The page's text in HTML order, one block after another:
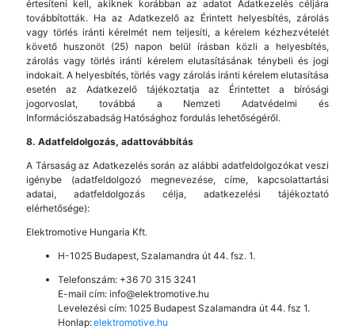
értesíteni kell, akiknek korábban az adatot Adatkezelés céljára
továbbították. Ha az Adatkezelő az Érintett helyesbítés, zárolás
vagy törlés iránti kérelmét nem teljesíti, a kérelem kézhezvételét
követő huszonöt (25) napon belül írásban közli a helyesbítés,
zárolás vagy törlés iránti kérelem elutasításának ténybeli és jogi
indokait. A helyesbítés, törlés vagy zárolás iránti kérelem elutasítása
esetén az Adatkezelő tájékoztatja az Érintettet a bírósági
jogorvoslat, továbbá a Nemzeti Adatvédelmi és
Információszabadság Hatósághoz fordulás lehetőségéről.
8. Adatfeldolgozás, adattovábbítás
A Társaság az Adatkezelés során az alábbi adatfeldolgozókat veszi
igénybe (adatfeldolgozó megnevezése, címe, kapcsolattartási
adatai, adatfeldolgozás célja, adatkezelési tájékoztató
elérhetősége):
Elektromotive Hungaria Kft.
H-1025 Budapest, Szalamandra út 44. fsz. 1.
Telefonszám: +36 70 315 3241
E-mail cím: info@elektromotive.hu
Levelezési cím: 1025 Budapest Szalamandra út 44. fsz 1.
Honlap:elektromotive.hu